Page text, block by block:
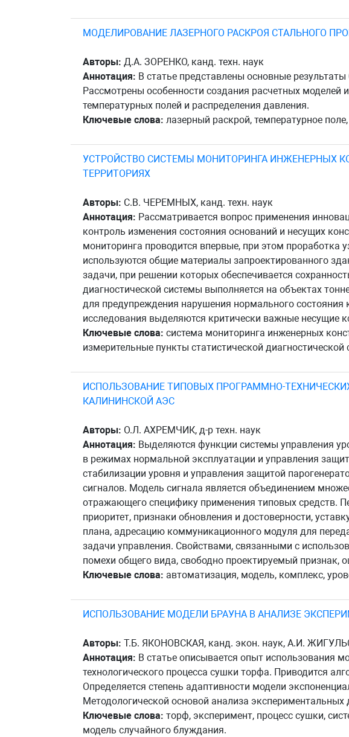
МОДЕЛИРОВАНИЕ ЛАЗЕРНОГО РАСКРОЯ СТАЛЬНОГО
Авторы: Д.А. ЗОРЕНКО, канд. техн. наук
Аннотация: В статье представлены основные
Рассмотрены особенности создания расчетных
температурных полей и распределения давления.
Ключевые слова: лазерный раскрой, температурное
УСТРОЙСТВО СИСТЕМЫ МОНИТОРИНГА ИНЖЕНЕРНЫХ
ТЕРРИТОРИЯХ
Авторы: С.В. ЧЕРЕМНЫХ, канд. техн. наук
Аннотация: Рассматривается вопрос применения
контроль изменения состояния оснований и несущих
мониторинга проводится впервые, при этом проработка
используются общие материалы запроектированного
задачи, при решении которых обеспечивается
диагностической системы выполняется на объектах
для предупреждения нарушения нормального состояния
исследования выделяются критически важные несущие
Ключевые слова: система мониторинга инженерных
измерительные пункты статистической
ИСПОЛЬЗОВАНИЕ ТИПОВЫХ ПРОГРАММНО-
КАЛИНИНСКОЙ АЭС
Авторы: О.Л. АХРЕМЧИК, д-р техн. наук
Аннотация: Выделяются функции системы управления
в режимах нормальной эксплуатации и управления
стабилизации уровня и управления защитой
сигналов. Модель сигнала является объединением
отражающего специфику применения типовых средств.
приоритет, признаки обновления и достоверности,
плана, адресацию коммуникационного модуля для
задачи управления. Свойствами, связанными с
помехи общего вида, свободно проектируемый признак,
Ключевые слова: автоматизация, модель, комплекс,
ИСПОЛЬЗОВАНИЕ МОДЕЛИ БРАУНА В АНАЛИЗЕ
Авторы: Т.Б. ЯКОНОВСКАЯ, канд. экон. наук, А.И.
Аннотация: В статье описывается опыт использования
технологического процесса сушки торфа. Приводится
Определяется степень адаптивности модели
Методологической основой анализа
Ключевые слова: торф, эксперимент, процесс сушки,
модель случайного блуждания.